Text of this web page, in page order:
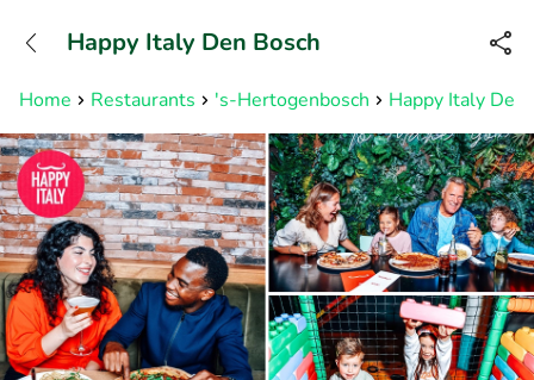
Available until 23:00
Home Restaurants 's-Hertogenbosch Happy Italy Den
Happy Italy Den Bosch